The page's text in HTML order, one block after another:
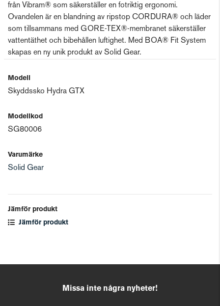
från Vibram® som säkerställer en fotriktig ergonomi.
Ovandelen är en blandning av ripstop CORDURA® och läder
som tillsammans med GORE-TEX®-membranet säkerställer
vattentäthet och bibehållen luftighet. Med BOA® Fit System
skapas en ny unik produkt av Solid Gear.
Modell
Skyddssko Hydra GTX
Modellkod
SG80006
Varumärke
Solid Gear
Jämför produkt
Jämför produkt
Missa inte några nyheter!